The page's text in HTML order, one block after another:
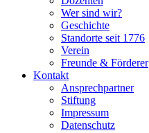
Wer sind wir?
Geschichte
Standorte seit 1776
Verein
Freunde & Förderer
Kontakt
Ansprechpartner
Stiftung
Impressum
Datenschutz